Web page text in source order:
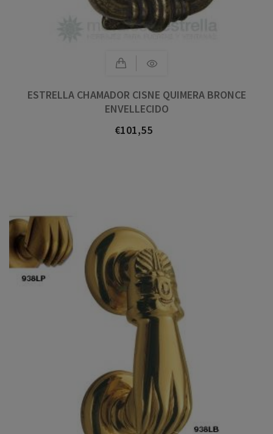
ESTRELLA CHAMADOR CISNE QUIMERA BRONCE
ENVELLECIDO
Prezo
€101,55